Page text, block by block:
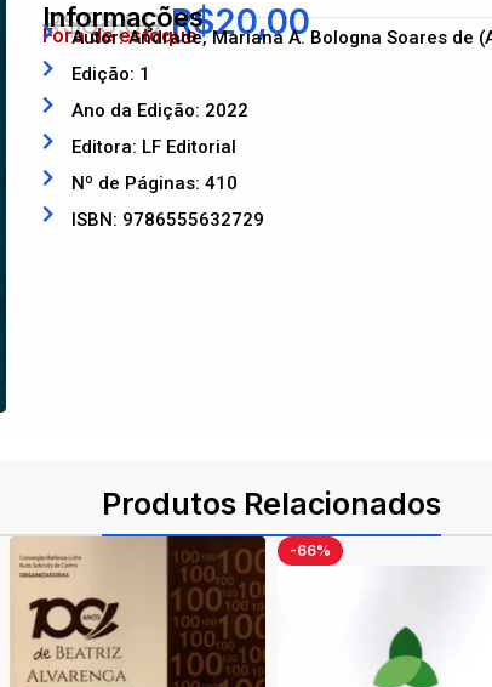
R$88,00 R$20,00
Fora de estoque
Informações
Autor: Andrade, Mariana A. Bologna Soares de
Edição: 1
Ano da Edição: 2022
Editora: LF Editorial
Nº de Páginas: 410
ISBN: 9786555632729
Produtos Relacionados
-66%